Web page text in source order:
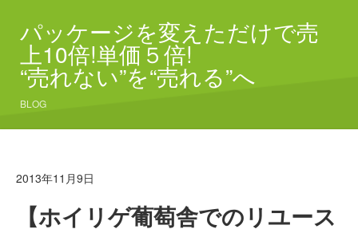
パッケージを変えただけで売
上10倍!単価５倍!
“売れない”を“売れる”へ
BLOG
2013年11月9日
【ホイリゲ葡萄舎でのリユース